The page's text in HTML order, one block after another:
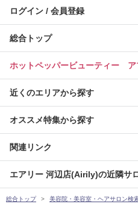
ログイン / 会員登録
総合トップ
ホットペッパービューティー ア
近くのエリアから探す
オススメ特集から探す
関連リンク
エアリー 河辺店(Airily)の近隣サ
総合トップ 美容院・美容室・ヘアサロン検